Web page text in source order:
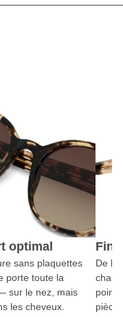
optimal
sans plaquettes
porte toute la
sur le nez, mais
les cheveux.
De
pièce